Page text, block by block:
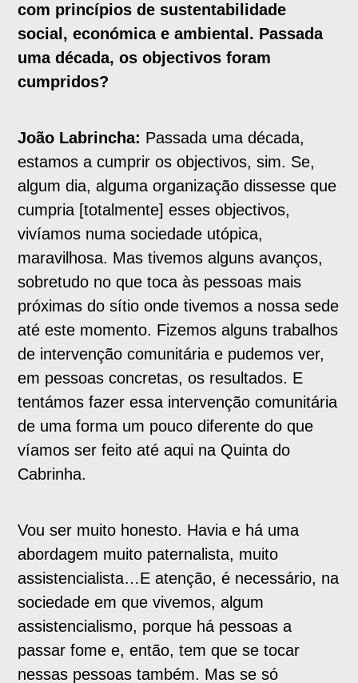
com princípios de sustentabilidade
social, económica e ambiental. Passada
uma década, os objectivos foram
cumpridos?
João Labrincha: Passada uma década,
estamos a cumprir os objectivos, sim. Se,
algum dia, alguma organização dissesse que
cumpria [totalmente] esses objectivos,
vivíamos numa sociedade utópica,
maravilhosa. Mas tivemos alguns avanços,
sobretudo no que toca às pessoas mais
próximas do sítio onde tivemos a nossa sede
até este momento. Fizemos alguns trabalhos
de intervenção comunitária e pudemos ver,
em pessoas concretas, os resultados. E
tentámos fazer essa intervenção comunitária
de uma forma um pouco diferente do que
víamos ser feito até aqui na Quinta do
Cabrinha.
Vou ser muito honesto. Havia e há uma
abordagem muito paternalista, muito
assistencialista…E atenção, é necessário, na
sociedade em que vivemos, algum
assistencialismo, porque há pessoas a
passar fome e, então, tem que se tocar
nessas pessoas também. Mas se só